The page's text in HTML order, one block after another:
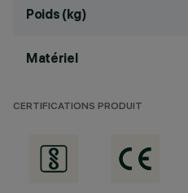
Poids (kg)
Matériel
CERTIFICATIONS PRODUIT